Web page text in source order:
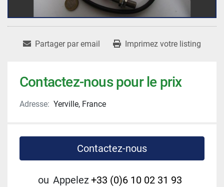
Partager par email Imprimez votre listing
Contactez-nous pour le prix
Adresse: Yerville, France
Contactez-nous
ou Appelez+33 (0)6 10 02 31 93